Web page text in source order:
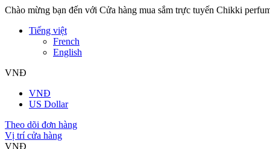
Chào mừng bạn đến với Cửa hàng mua sắm trực tuyến Chikki
Tiếng việt
French
English
VNĐ
VNĐ
US Dollar
Theo dõi đơn hàng
Vị trí cửa hàng
VNĐ